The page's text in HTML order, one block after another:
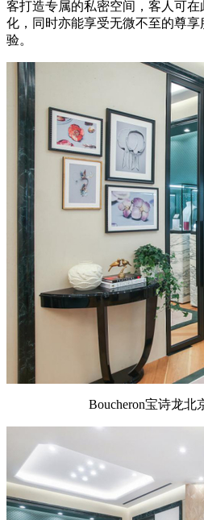
客打造专属的私密空间，客人可
化，同时亦能享受无微不至的尊
验。
Boucheron宝诗龙北